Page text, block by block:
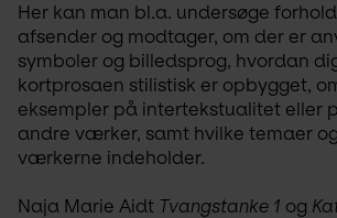
Her kan man bl.a. undersøge
afsender og modtager, om der er
symboler og billedsprog, hvordan
kortprosaen stilistisk er opbygget,
eksempler på intertekstualitet eller
andre værker, samt hvilke temaer
værkerne indeholder.
Naja Marie Aidt Tvangstanke 1 og